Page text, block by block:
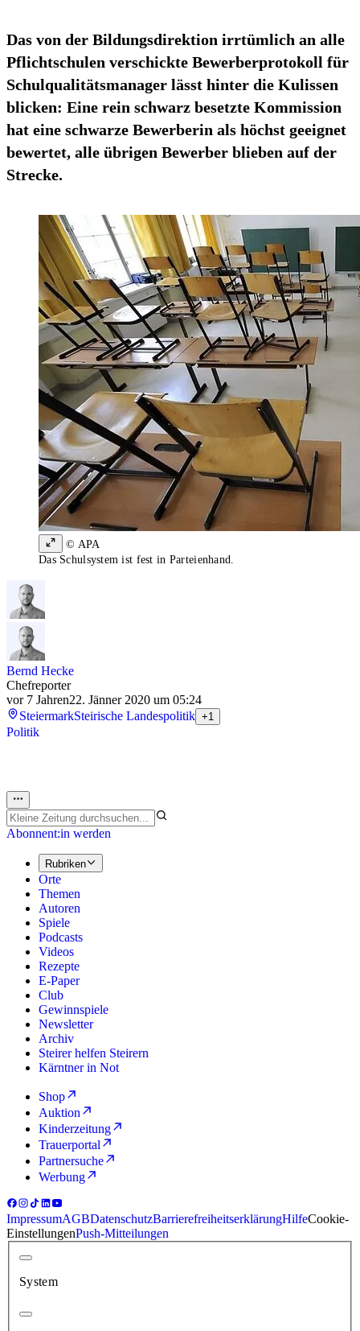
Das von der Bildungsdirektion irrtümlich an alle
Pflichtschulen verschickte Bewerberprotokoll für
Schulqualitätsmanager lässt hinter die Kulissen
blicken: Eine rein schwarz besetzte Kommission
hat eine schwarze Bewerberin als höchst geeignet
bewertet, alle übrigen Bewerber blieben auf der
Strecke.
© APA
Das Schulsystem ist fest in Parteienhand.
Bernd Hecke
Chefreporter
vor 7 Jahren22. Jänner 2020 um 05:24
SteiermarkSteirische Landespolitik +1
Politik
Abonnent:in werden
Rubriken
Orte
Themen
Autoren
Spiele
Podcasts
Videos
Rezepte
E-Paper
Club
Gewinnspiele
Newsletter
Archiv
Steirer helfen Steirern
Kärntner in Not
Shop
Auktion
Kinderzeitung
Trauerportal
Partnersuche
Werbung
ImpressumAGBDatenschutzBarrierefreiheitserklärungHilfeCookie-
EinstellungenPush-Mitteilungen
System